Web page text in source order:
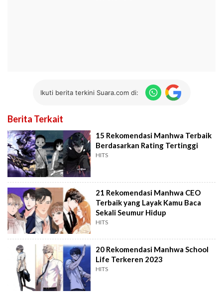
Ikuti berita terkini Suara.com di:
Berita Terkait
15 Rekomendasi Manhwa Terbaik
Berdasarkan Rating Tertinggi
HITS
21 Rekomendasi Manhwa CEO
Terbaik yang Layak Kamu Baca
Sekali Seumur Hidup
HITS
20 Rekomendasi Manhwa School
Life Terkeren 2023
HITS